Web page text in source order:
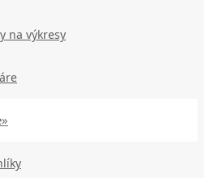
na výkresy